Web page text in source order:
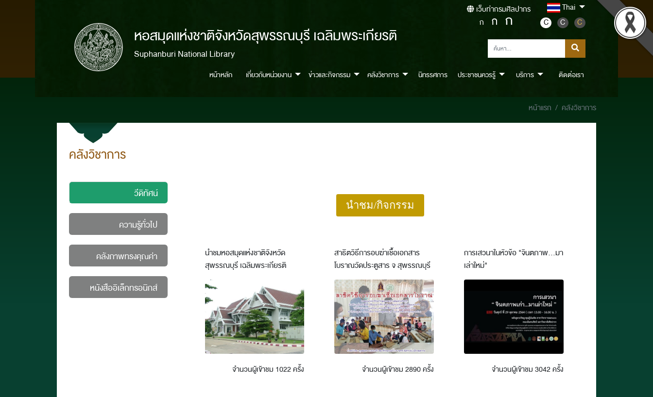
หอสมุดแห่งชาติจังหวัดสุพรรณบุรี เฉลิมพระเกียรติ
Suphanburi National Library
เว็บท่ากรมศิลปากร
Thai
ก
ก ก C C C
หน้าหลัก เกี่ยวกับหน่วยงาน ข่าวและกิจกรรม คลังวิชาการ นิทรรศการ ประชาชนควรรู้ บริการ ติดต่อเรา
หน้าแรก คลังวิชาการ
คลังวิชาการ
วีดิทัศน์
ความรู้ทั่วไป
คลังภาพทรงคุณค่า
หนังสืออิเล็กทรอนิกส์
นำชม/กิจกรรม
นำชมหอสมุดแห่งชาติจังหวัด
สุพรรณบุรี เฉลิมพระเกียรติ
จำนวนผู้เข้าชม 1022 ครั้ง
สาธิตวิธีการอบฆ่าเชื้อ​เอกสาร
โบราณวัดประตูสาร​ จ สุพรรณบุรี​
จำนวนผู้เข้าชม 2890 ครั้ง
การเสวนาในหัวข้อ "จินตภาพ...มา
เล่าใหม่"
จำนวนผู้เข้าชม 3042 ครั้ง